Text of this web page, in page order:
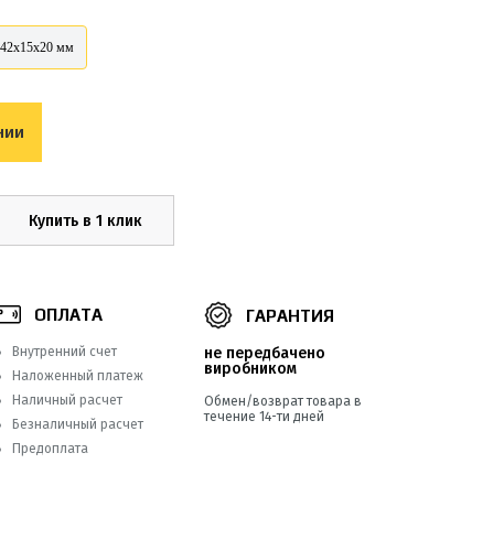
мм
Купить в 1 клик
ОПЛАТА
Внутренний счет
Наложенный платеж
Наличный расчет
Безналичный расчет
Предоплата
ГАРАНТИЯ
не передбачено
виробником
Обмен/возврат товара в
течение 14-ти дней